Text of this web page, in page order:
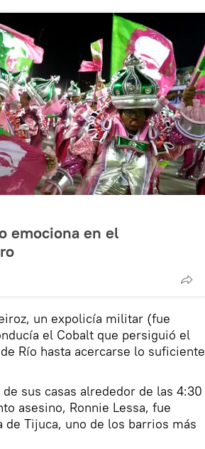
emociona en el
un expolicía militar (fue
el Cobalt que persiguió el
Río hasta acercarse lo suficiente
sus casas alrededor de las 4:30
asesino, Ronnie Lessa, fue
de Tijuca, uno de los barrios más